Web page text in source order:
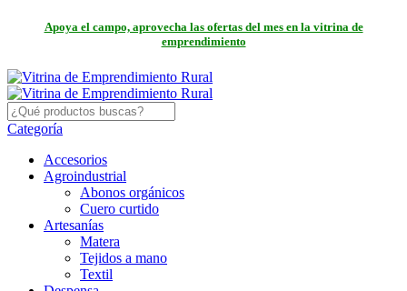
Apoya el campo, aprovecha las ofertas del mes en la vitrina de
emprendimiento
Categoría
Accesorios
Agroindustrial
Abonos orgánicos
Cuero curtido
Artesanías
Matera
Tejidos a mano
Textil